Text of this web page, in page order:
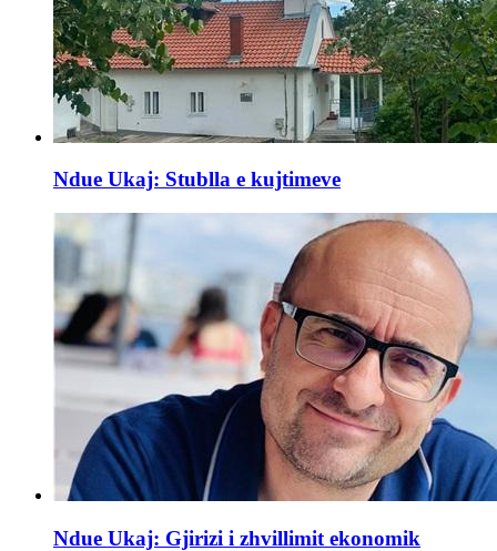
Ndue Ukaj: Stublla e kujtimeve
Ndue Ukaj: Gjirizi i zhvillimit ekonomik